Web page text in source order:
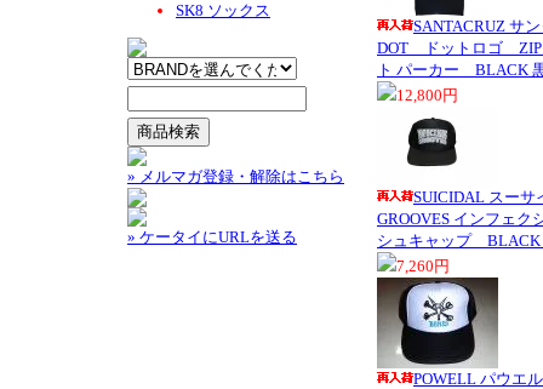
SK8 ソックス
» メルマガ登録・解除はこちら
» ケータイにURLを送る
SANTACRUZ サ
DOT ドットロゴ ZIP
ト パーカー BLACK
12,800円
SUICIDAL スーサ
GROOVES インフェ
シュキャップ BLACK
7,260円
POWELL パウエ